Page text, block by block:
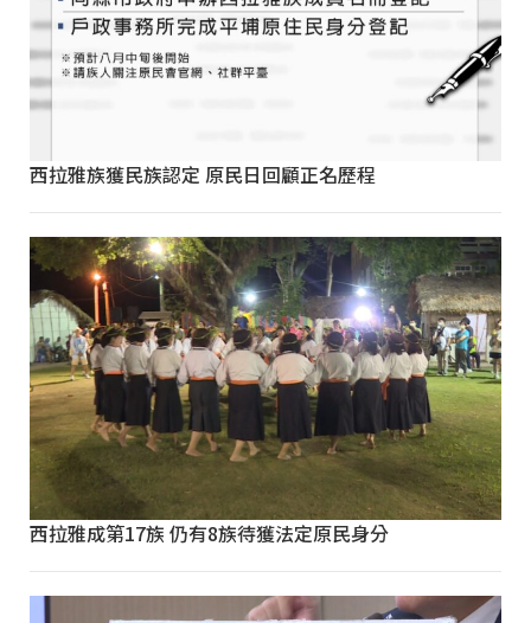
西拉雅族獲民族認定 原民日回顧正名歷程
西拉雅成第17族 仍有8族待獲法定原民身分